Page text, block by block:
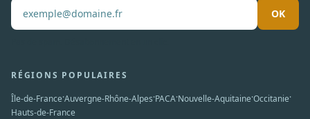
OK
RÉGIONS POPULAIRES
Île-de-France·Auvergne-Rhône-Alpes·PACA·Nouvelle-Aquitaine·Occitanie·
Hauts-de-France